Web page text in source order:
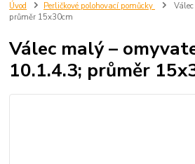
Úvod Perličkové polohovací pomůcky
průměr 15x30cm
Válec malý –
10.1.4.3; průměr